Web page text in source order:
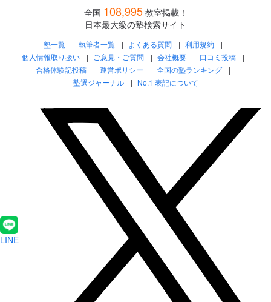
全国 108,995 教室掲載！
日本最大級の塾検索サイト
塾一覧 執筆者一覧 よくある質問
利用規約
個人情報取り扱い
ご意見・ご質問 会社概要
口コミ投稿
合格体験記投稿
運営ポリシー
全国の塾ランキング
塾選ジャーナル
No.1 表記について
LINE